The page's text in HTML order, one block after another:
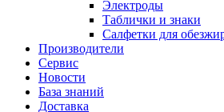
Электроды
Таблички и знаки
Салфетки для
Производители
Сервис
Новости
База знаний
Доставка